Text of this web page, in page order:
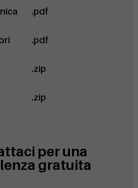
.pdf
.pdf
.zip
.zip
per una
gratuita